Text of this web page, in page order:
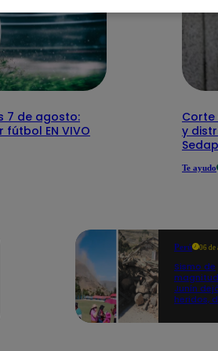
7 de agosto:
EN VIVO
Corte
y
Te ayudo
Perú 06 de
Sismo de
Junín
heridos,
propició